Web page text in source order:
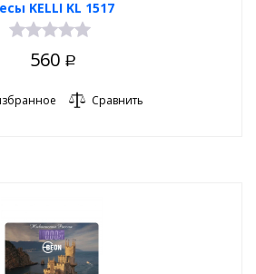
KELLI KL 1517
560 Р
Сравнить